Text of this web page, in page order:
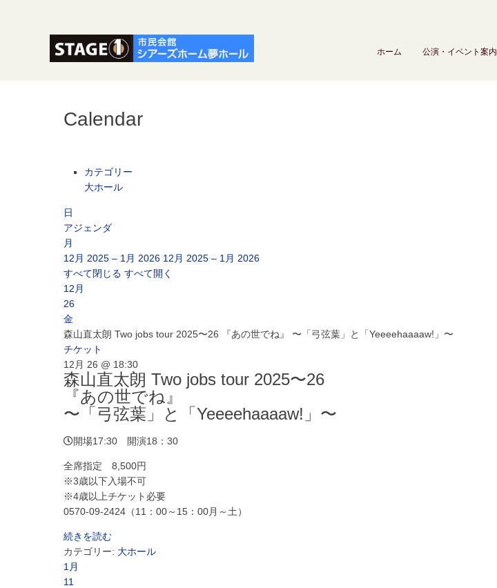
ホーム 公演・イベント案内
Calendar
カテゴリー
大ホール
日
アジェンダ
月
12月 2025 – 1月 2026 12月 2025 – 1月 2026
すべて閉じる すべて開く
12月
26
金
森山直太朗 Two jobs tour 2025〜26 『あの世でね』 〜「弓弦葉」と「Yeeeehaaaaw!」〜
チケット
12月 26 @ 18:30
森山直太朗 Two jobs tour 2025〜26
『あの世でね』
〜「弓弦葉」と「Yeeeehaaaaw!」〜
開場17:30 開演18：30
全席指定 8,500円
※3歳以下入場不可
※4歳以上チケット必要
0570-09-2424（11：00～15：00月～土）
続きを読む
カテゴリー: 大ホール
1月
11